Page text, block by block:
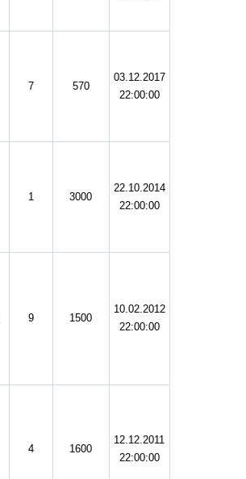
7 570
03.12.2017
22:00:00
1 3000
22.10.2014
22:00:00
9 1500
10.02.2012
22:00:00
4 1600
12.12.2011
22:00:00